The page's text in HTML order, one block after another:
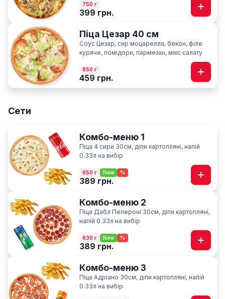
750 г
399 грн.
Піца Цезар 40 см
Соус Цезар, сир моцарелла, бекон, філе
куряче, помідори, пармезан, мікс салату
850 г
459 грн.
Сети
Комбо-меню 1
Піца 4 сири 30см, діпи картопляні, напій
0.33л на вибір
650 г New %
389 грн.
Комбо-меню 2
Піца Дабл Пепероні 30см, діпи картопляні,
напій 0.33л на вибір
630 г New %
389 грн.
Комбо-меню 3
Піца Адріано 30см, діпи картопляні, напій
0.33л на вибір